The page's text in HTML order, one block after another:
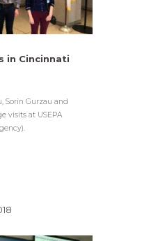
in Cincinnati
Sorin Gurzau and
visits at USEPA